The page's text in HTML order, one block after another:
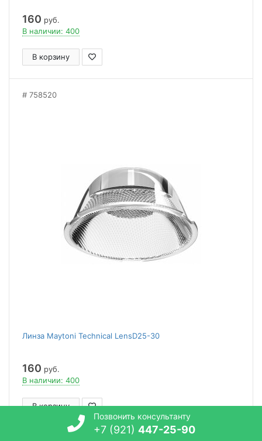
160 руб.
В наличии: 400
В корзину
758520
Линза Maytoni Technical LensD25-30
160 руб.
В наличии: 400
В корзину
Позвонить консультанту
+7 (921) 447-25-90